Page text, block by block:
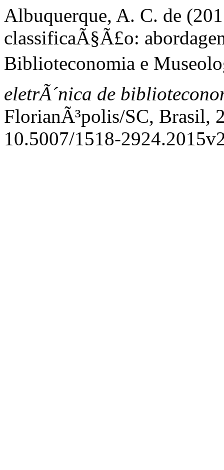
Albuquerque, A. C. de
classificaÃ§Ã£o:
Biblioteconomia e
eletrÃ´nica de
FlorianÃ³polis/SC, Brasil,
10.5007/1518-